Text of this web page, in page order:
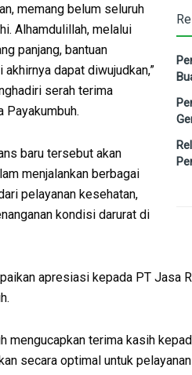
memang belum seluruh
Alhamdulillah, melalui
panjang, bantuan
dapat diwujudkan,”
serah terima
Payakumbuh.
baru tersebut akan
menjalankan berbagai
pelayanan kesehatan,
kondisi darurat di
apresiasi kepada PT Jasa
mengucapkan terima kasih
secara optimal untuk